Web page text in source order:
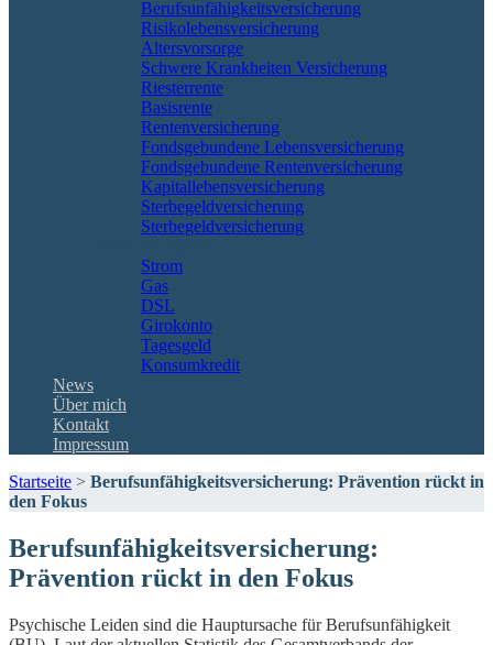
Berufs­unfähigkeitsversicherung
Risikolebensversicherung
Altersvorsorge
Schwere Krankheiten Versicherung
Riesterrente
Basisrente
Rentenversicherung
Fondsgebundene Lebensversicherung
Fondsgebundene Rentenversicherung
Kapitallebensversicherung
Sterbegeldversicherung
Sterbegeldversicherung
Strom
Gas
DSL
Girokonto
Tagesgeld
Konsumkredit
News
Über mich
Kontakt
Impressum
Startseite > Berufsunfähigkeitsversicherung: Prävention rückt in
den Fokus
Berufsunfähigkeitsversicherung:
Prävention rückt in den Fokus
Psychische Leiden sind die Hauptursache für Berufsunfähigkeit